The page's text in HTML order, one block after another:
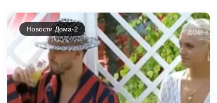
Новости Дома-2